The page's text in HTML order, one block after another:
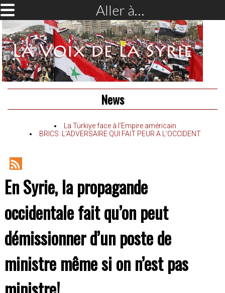
Aller à…
News
La Türkiye face à l’Empire américain
BRICS: L’ADVERSAIRE QUI FAIT PEUR A L’OCCIDENT
RSS
Feed
En Syrie, la propagande
occidentale fait qu’on peut
démissionner d’un poste de
ministre même si on n’est pas